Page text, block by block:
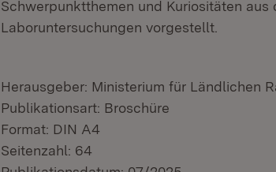
Schwerpunktthemen und Kuriositäten
Laboruntersuchungen vorgestellt.
Herausgeber: Ministerium für Ländlichen
Publikationsart: Broschüre
Format: DIN A4
Seitenzahl: 64